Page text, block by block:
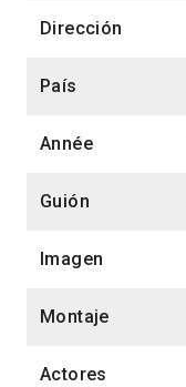
Dirección
País
Année
Guión
Imagen
Montaje
Actores